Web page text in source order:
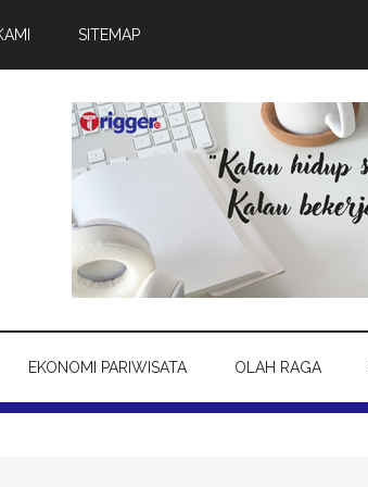
SITEMAP
EKONOMI PARIWISATA OLAH RAGA